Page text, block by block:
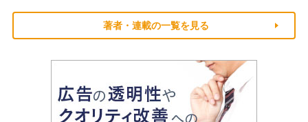
著者・連載の一覧を見る